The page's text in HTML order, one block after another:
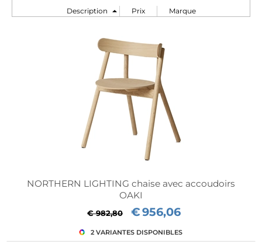
NORTHERN LIGHTING chaise avec accoudoirs
OAKI
€ 982,80 €956,06